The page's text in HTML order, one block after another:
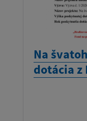
Na
dotácia z